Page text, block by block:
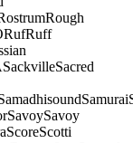
Rough
RufRuff
SackvilleSacred
Samurai
SavoySavoy
ScoreScotti